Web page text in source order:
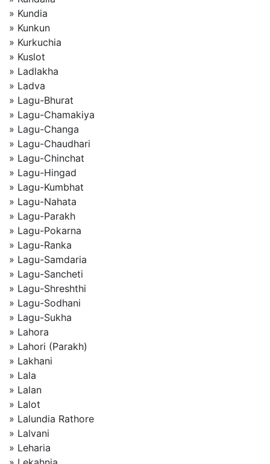
» Kundia
» Kunkun
» Kurkuchia
» Kuslot
» Ladlakha
» Ladva
» Lagu-Bhurat
» Lagu-Chamakiya
» Lagu-Changa
» Lagu-Chaudhari
» Lagu-Chinchat
» Lagu-Hingad
» Lagu-Kumbhat
» Lagu-Nahata
» Lagu-Parakh
» Lagu-Pokarna
» Lagu-Ranka
» Lagu-Samdaria
» Lagu-Sancheti
» Lagu-Shreshthi
» Lagu-Sodhani
» Lagu-Sukha
» Lahora
» Lahori (Parakh)
» Lakhani
» Lala
» Lalan
» Lalot
» Lalundia Rathore
» Lalvani
» Leharia